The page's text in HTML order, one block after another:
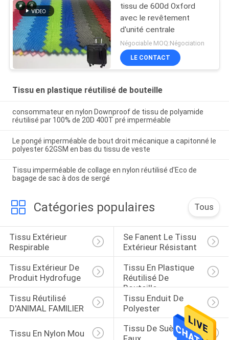
tissu de 600d Oxford
avec le revêtement
d'unité centrale
Négociable MOQ:Négociation
LE CONTACT
Tissu en plastique réutilisé de bouteille
consommateur en nylon Downproof de tissu de polyamide
réutilisé par 100% de 20D 400T pré imperméable
Le pongé imperméable de bout droit mécanique a capitonné le
polyester 62GSM en bas du tissu de veste
Tissu imperméable de collage en nylon réutilisé d'Eco de
bagage de sac à dos de sergé
Catégories populaires Tous
Tissu Extérieur
Respirable
Se Fanent Le Tissu
Extérieur Résistant
Tissu Extérieur De
Produit Hydrofuge
Tissu En Plastique
Réutilisé De
Bouteille
Tissu Réutilisé
D'ANIMAL FAMILIER
Tissu Enduit De
Polyester
Tissu En Nylon Mou
Tissu De Suède De